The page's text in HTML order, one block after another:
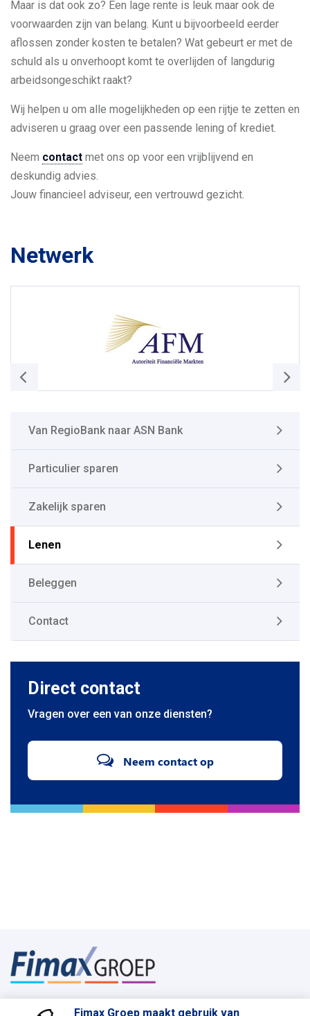
Maar is dat ook zo? Een lage rente is leuk maar ook de
voorwaarden zijn van belang. Kunt u bijvoorbeeld eerder
aflossen zonder kosten te betalen? Wat gebeurt er met de
schuld als u onverhoopt komt te overlijden of langdurig
arbeidsongeschikt raakt?
Wij helpen u om alle mogelijkheden op een rijtje te zetten en
adviseren u graag over een passende lening of krediet.
Neem contact met ons op voor een vrijblijvend en
deskundig advies.
Jouw financieel adviseur, een vertrouwd gezicht.
Netwerk
Van RegioBank naar ASN Bank
Particulier sparen
Zakelijk sparen
Lenen
Beleggen
Contact
Direct contact
Vragen over een van onze diensten?
Neem contact op
Fimax Groep maakt gebruik van
© Fimax Groep 2026 Privacy statement en cookies